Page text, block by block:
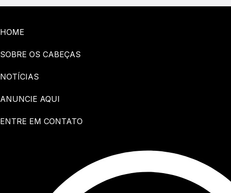
HOME
SOBRE OS CABEÇAS
NOTÍCIAS
ANUNCIE AQUI
ENTRE EM CONTATO